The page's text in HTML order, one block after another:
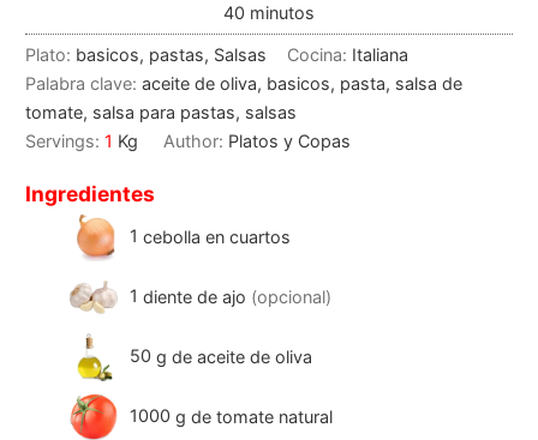
40 minutos
Plato: basicos, pastas, Salsas Cocina: Italiana
Palabra clave: aceite de oliva, basicos, pasta, salsa de
tomate, salsa para pastas, salsas
Servings: 1 Kg Author: Platos y Copas
Ingredientes
1 cebolla en cuartos
1 diente de ajo (opcional)
50 g de aceite de oliva
1000 g de tomate natural